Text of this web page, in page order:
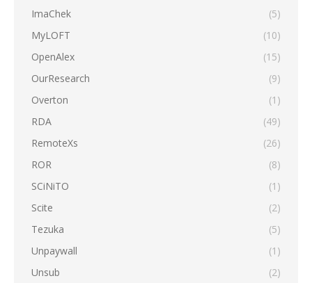
ImaChek
(5)
MyLOFT
(10)
OpenAlex
(15)
OurResearch
(9)
Overton
(1)
RDA
(49)
RemoteXs
(26)
ROR
(8)
SCiNiTO
(1)
Scite
(2)
Tezuka
(5)
Unpaywall
(1)
Unsub
(2)